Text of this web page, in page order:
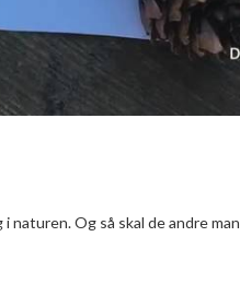
naturen. Og så skal de andre man